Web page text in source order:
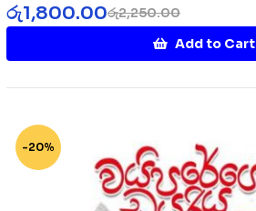
රු2,250.00
රු1,800.00
Add to Cart
-20%